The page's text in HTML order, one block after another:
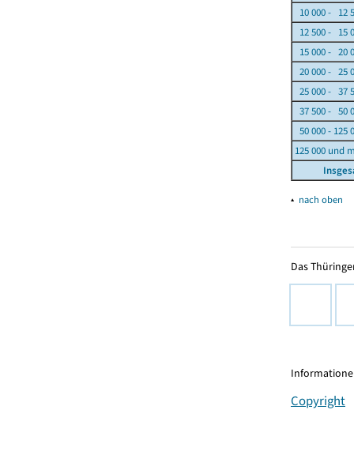
10 000 - 12
12 500 - 15
15 000 - 20
20 000 - 25
25 000 - 37
37 500 - 50
50 000 - 125
125 000 und
▴ nach oben
Das
Copyright